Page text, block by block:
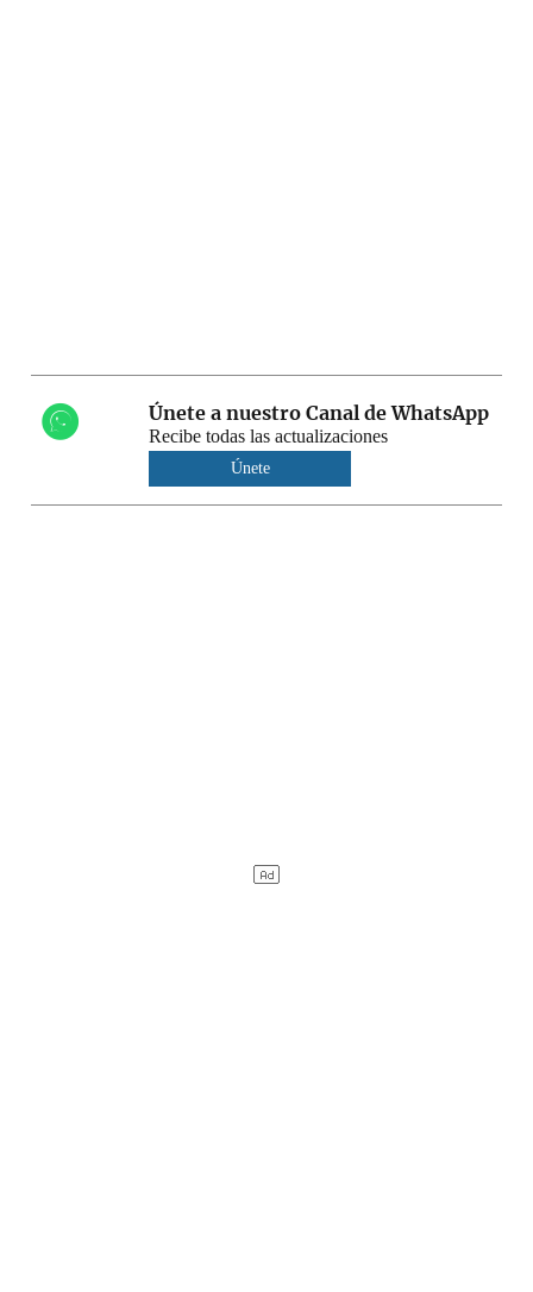
Únete a nuestro Canal de WhatsApp
Recibe todas las actualizaciones
Únete